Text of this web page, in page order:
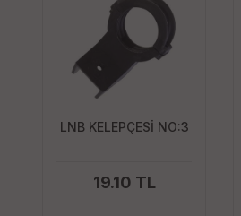
LNB KELEPÇESİ NO:3
19.10 TL